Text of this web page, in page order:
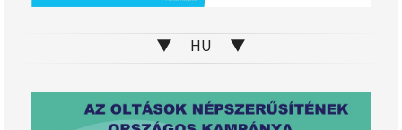
▼ HU ▼